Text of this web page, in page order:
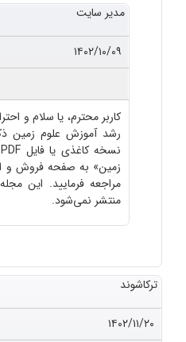
مدیر سایت
۱۴۰۲/۱۰/۰۹
کاربر محترم، یا سلام و
رشد آموزش علوم زمین
زمین» به صفحه فروش و
مراجعه فرمایید. این
منتشر نمی‌شود.
ترکاشوند
۱۴۰۲/۱۱/۲۰